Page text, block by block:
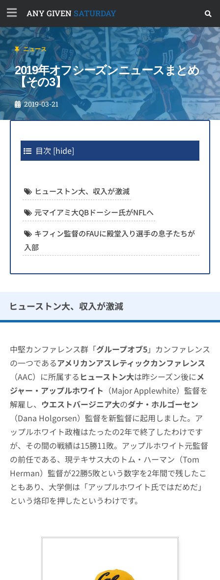
ANY GIVEN SATURDAY
ニュース
2019年オフシーズンニュースまとめ
【その3】
2019-03-21
目次 [hide]
ヒューストン大、収入が激減
元マイアミ大QBドーシー氏がNFLへ
キフィン監督のFAUに殿堂入り選手の息子たちが
入部
ヒューストン大、収入が激減
中堅カンファレンス群「グループオブ5」カンファレンス
の一つであるアメリカンアスレティックカンファレンス
（AAC）に所属する ヒューストン大は昨シーズン後にメ
ジャー・アップルホワイト （Major Applewhite）監督を
解雇し、 ウエストバージニア大のダナ・ホルゴーセン
（Dana Holgorsen）監督を新監督に起用しました。ア
ップルホワイト政権はたったの2年で終了したわけです
が、その間の戦績は15勝11敗。アップルホワイト元監督
の前任である、現テキサス大のトム・ハーマン（Tom
Herman）監督が22勝5敗という数字を2年間で残したこ
ともあり、大学側は「アップルホワイト氏ではだめだ」
という烙印を押したというわけです。